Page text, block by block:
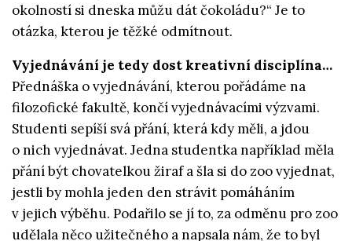
okolností si dneska můžu dát čokoládu?“ Je to
otázka, kterou je těžké odmítnout.
Vyjednávání je tedy dost kreativní disciplína…
Přednáška o vyjednávání, kterou pořádáme na
filozofické fakultě, končí vyjednávacími výzvami.
Studenti sepíší svá přání, která kdy měli, a jdou
o nich vyjednávat. Jedna studentka například měla
přání být chovatelkou žiraf a šla si do zoo vyjednat,
jestli by mohla jeden den strávit pomáháním
v jejich výběhu. Podařilo se jí to, za odměnu pro zoo
udělala něco užitečného a napsala nám, že to byl